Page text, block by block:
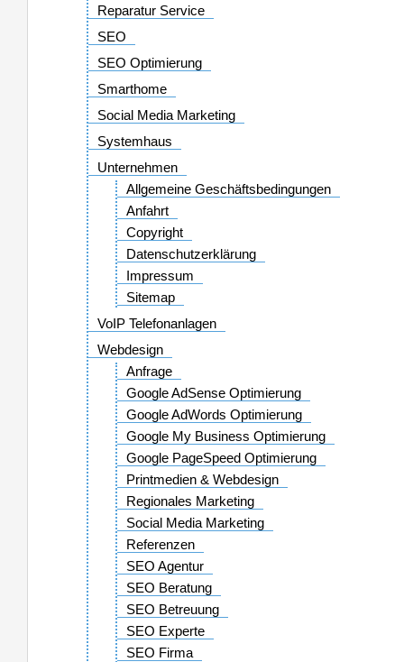
Reparatur Service
SEO
SEO Optimierung
Smarthome
Social Media Marketing
Systemhaus
Unternehmen
Allgemeine Geschäftsbedingungen
Anfahrt
Copyright
Datenschutzerklärung
Impressum
Sitemap
VoIP Telefonanlagen
Webdesign
Anfrage
Google AdSense Optimierung
Google AdWords Optimierung
Google My Business Optimierung
Google PageSpeed Optimierung
Printmedien & Webdesign
Regionales Marketing
Social Media Marketing
Referenzen
SEO Agentur
SEO Beratung
SEO Betreuung
SEO Experte
SEO Firma